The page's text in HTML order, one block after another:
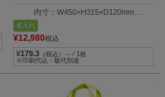
内寸：W450×H315×D120mm
外寸：W570×H315×D120mm
名入れ
¥12,980税込
¥179.3 （税込）～ ⁄ 1枚
※印刷代込・版代別途